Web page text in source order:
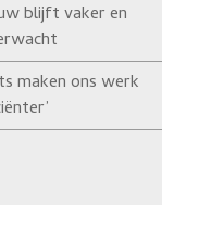
blijft vaker en
maken ons werk